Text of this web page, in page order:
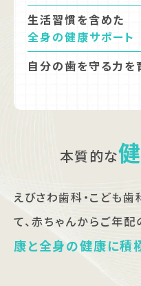
生活習慣を含めた
全身の健康サポート
自分の歯を守る力を
本質的な
えびさわ歯科・こども
て、赤ちゃんからご年配
康と全身の健康に積